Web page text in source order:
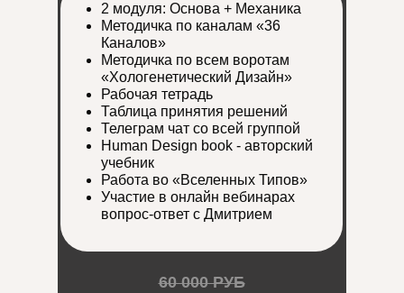
2 модуля: Основа + Механика
Методичка по каналам «36
Каналов»
Методичка по всем воротам
«Хологенетический Дизайн»
Рабочая тетрадь
Таблица принятия решений
Телеграм чат со всей группой
Human Design book - авторский
учебник
Работа во «Вселенных Типов»
Участие в онлайн вебинарах
вопрос-ответ с Дмитрием
60 000 РУБ